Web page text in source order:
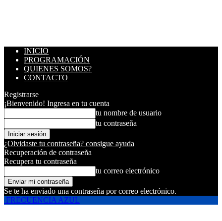
INICIO
PROGRAMACIÓN
QUIENES SOMOS?
CONTACTO
Registrarse
¡Bienvenido! Ingresa en tu cuenta
tu nombre de usuario
tu contraseña
¿Olvidaste tu contraseña? consigue ayuda
Recuperación de contraseña
Recupera tu contraseña
tu correo electrónico
Se te ha enviado una contraseña por correo electrónico.
FRECUENCIA AZUL